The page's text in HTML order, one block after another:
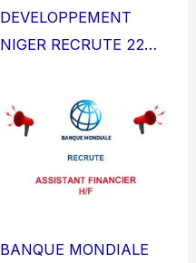
DEVELOPPEMENT
NIGER RECRUTE 22…
BANQUE MONDIALE